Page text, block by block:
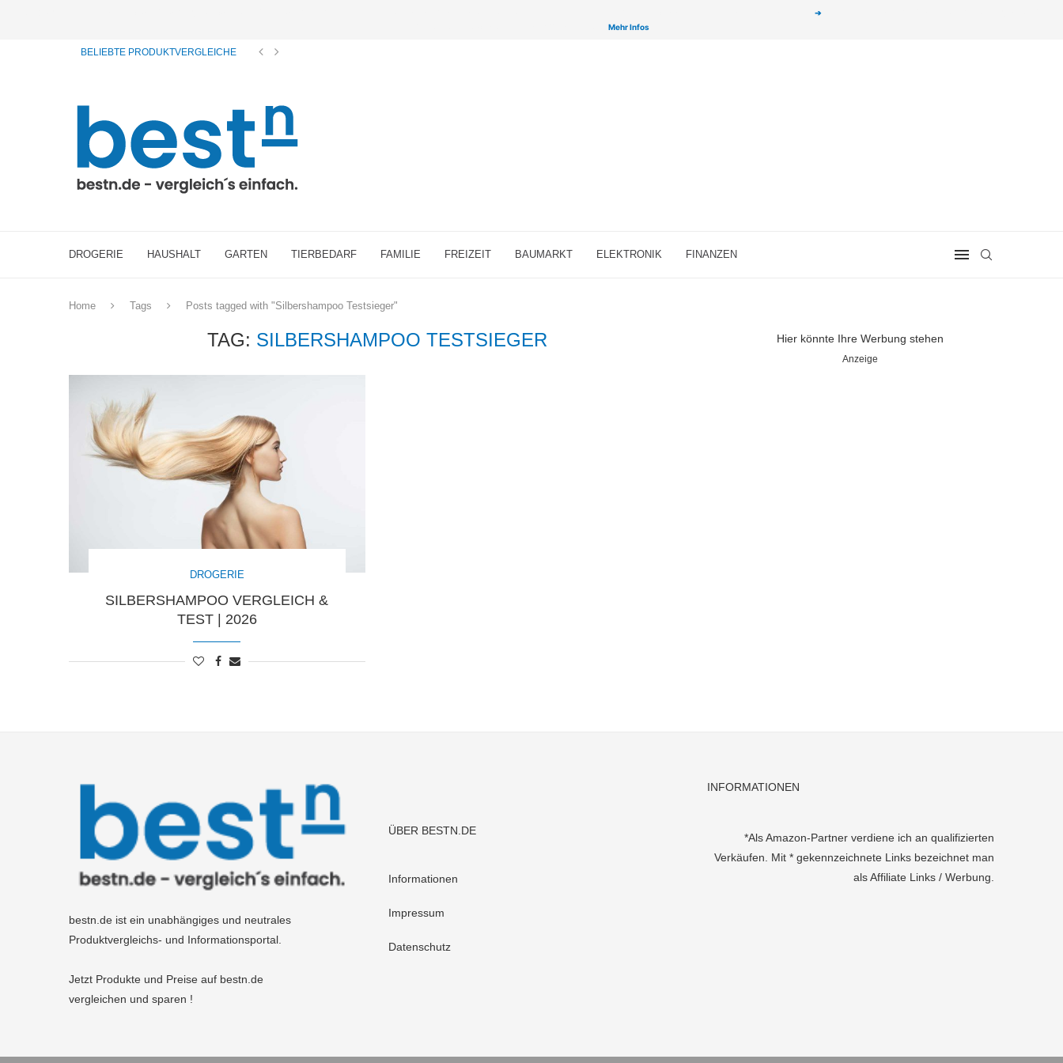
➔
Mehr Infos
BELIEBTE PRODUKTVERGLEICHE
DROGERIE HAUSHALT GARTEN TIERBEDARF FAMILIE FREIZEIT BAUMARKT ELEKTRONIK FINANZEN
Home Tags Posts tagged with "Silbershampoo Testsieger"
TAG: SILBERSHAMPOO TESTSIEGER
DROGERIE
SILBERSHAMPOO VERGLEICH &
TEST | 2026
Hier könnte Ihre Werbung stehen
Anzeige
bestn.de ist ein unabhängiges und neutrales
Produktvergleichs- und Informationsportal.
Jetzt Produkte und Preise auf bestn.de
vergleichen und sparen !
ÜBER BESTN.DE
Informationen
Impressum
Datenschutz
INFORMATIONEN
*Als Amazon-Partner verdiene ich an qualifizierten
Verkäufen. Mit * gekennzeichnete Links bezeichnet man
als Affiliate Links / Werbung.